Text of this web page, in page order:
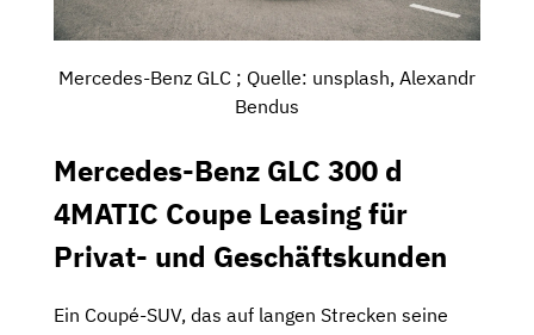
Mercedes-Benz GLC ; Quelle: unsplash, Alexandr
Bendus
Mercedes-Benz GLC 300 d
4MATIC Coupe Leasing für
Privat- und Geschäftskunden
Ein Coupé-SUV, das auf langen Strecken seine